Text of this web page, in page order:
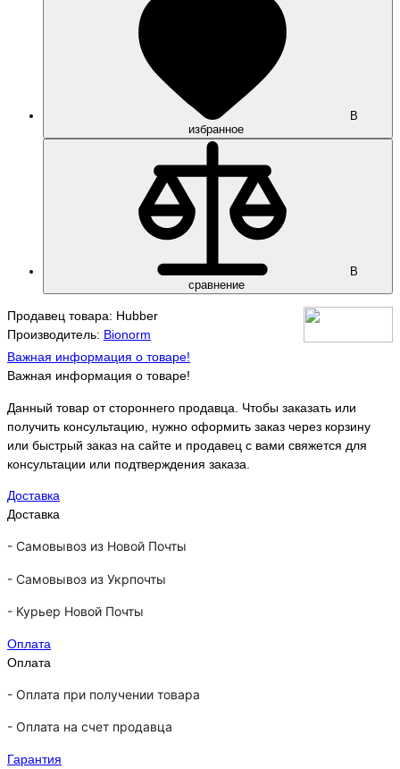
В
избранное
В
сравнение
Продавец товара: Hubber
Производитель: Bionorm
Важная информация о товаре!
Важная информация о товаре!
Данный товар от стороннего продавца. Чтобы заказать или
получить консультацию, нужно оформить заказ через корзину
или быстрый заказ на сайте и продавец с вами свяжется для
консультации или подтверждения заказа.
Доставка
Доставка
- Самовывоз из Новой Почты
- Самовывоз из Укрпочты
- Курьер Новой Почты
Оплата
Оплата
- Оплата при получении товара
- Оплата на счет продавца
Гарантия